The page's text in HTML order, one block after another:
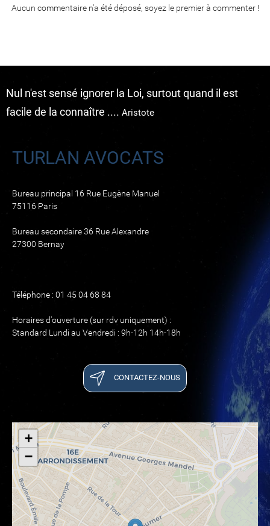
Aucun commentaire n'a été déposé, soyez le premier à commenter !
Nul n'est sensé ignorer la Loi, surtout quand il est
facile de la connaître .... Aristote
TURLAN AVOCATS
Bureau principal 16 Rue Eugène Manuel
75116 Paris
Bureau secondaire 36 Rue Alexandre
27300 Bernay
Téléphone : 01 45 04 68 84
Horaires d'ouverture (sur rdv uniquement) :
Standard Lundi au Vendredi : 9h-12h 14h-18h
CONTACTEZ-NOUS
+
−